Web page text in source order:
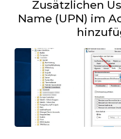
Zusätzlichen
Name (UPN) im